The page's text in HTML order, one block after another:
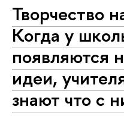
Творчество
Когда у
появляются
идеи,
знают что с